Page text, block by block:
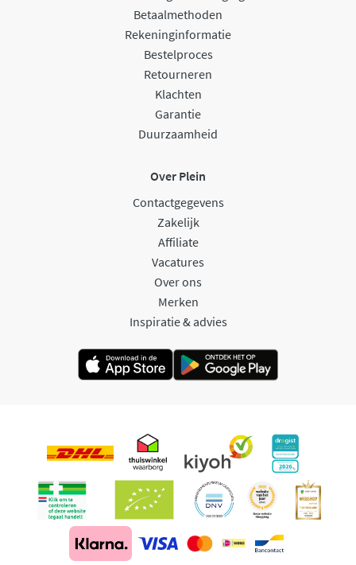
Betaalmethoden
Rekeninginformatie
Bestelproces
Retourneren
Klachten
Garantie
Duurzaamheid
Over Plein
Contactgegevens
Zakelijk
Affiliate
Vacatures
Over ons
Merken
Inspiratie & advies